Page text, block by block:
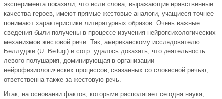
эксперимента показали, что если слова, выражающие нравственные
качества героев, имеют прямые жестовые аналоги, учащиеся точнее
понимают характеристики литературных образов. Очень важные
сведения были получены в процессе изучения нейропсихологических
механизмов жестовой речи. Так, американскому исследователю
Беллуджи (U. Bellugi) и сотр. удалось доказать, что деятельность
левого полушария, доминирующая в организации
нейрофизиологических процессов, связанных со словесной речью,
ответственна также за жестовую речь.
Итак, на основании фактов, которыми располагает сегодня наука,